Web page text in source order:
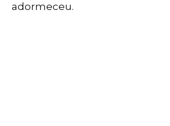
adormeceu.